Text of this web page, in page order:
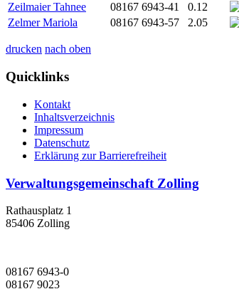
Zeilmaier Tahnee
08167 6943-41 0.12
Zelmer Mariola
08167 6943-57 2.05
drucken nach oben
Quicklinks
Kontakt
Inhaltsverzeichnis
Impressum
Datenschutz
Erklärung zur Barrierefreiheit
Verwaltungsgemeinschaft Zolling
Rathausplatz 1
85406 Zolling
08167 6943-0
08167 9023